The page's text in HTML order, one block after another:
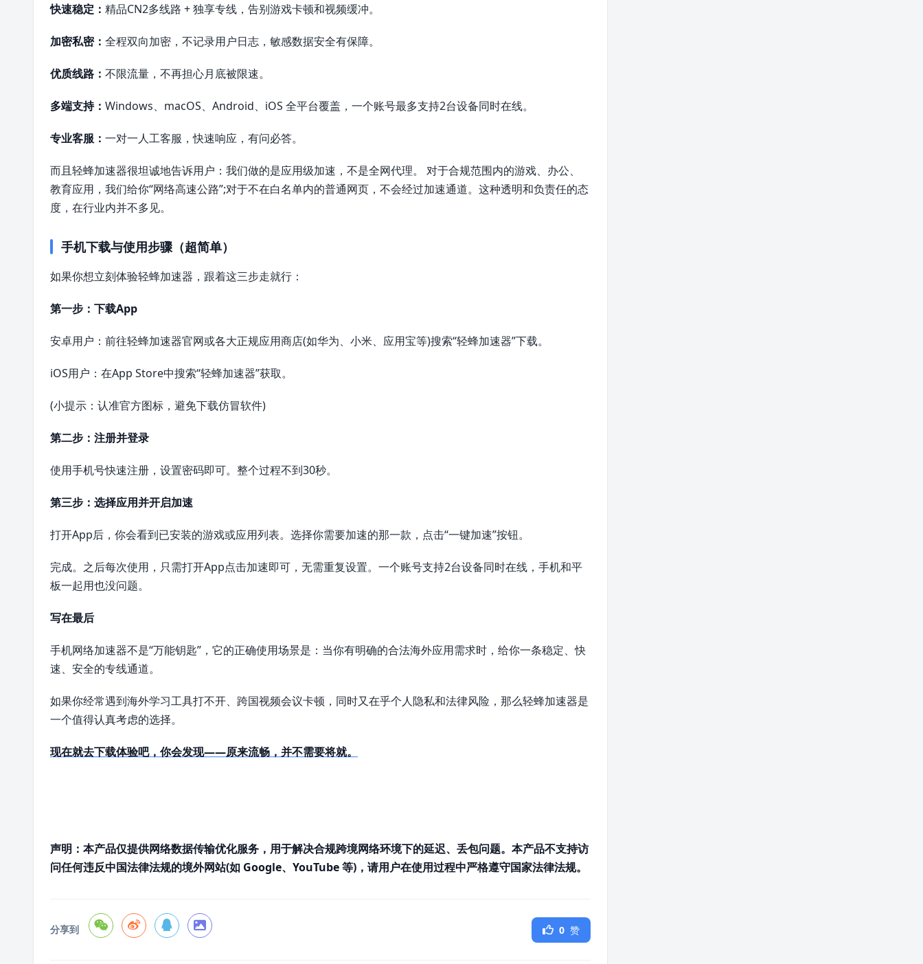
快速稳定： 精品CN2多线路 + 独享专线，告别游戏卡顿和视频缓冲。
加密私密： 全程双向加密，不记录用户日志，敏感数据安全有保障。
优质线路： 不限流量，不再担心月底被限速。
多端支持： Windows、macOS、Android、iOS 全平台覆盖，一个账号最多支持2台设备同时在线。
专业客服： 一对一人工客服，快速响应，有问必答。
而且轻蜂加速器很坦诚地告诉用户：我们做的是应用级加速，不是全网代理。 对于合规范围内的游戏、办公、
教育应用，我们给你“网络高速公路”;对于不在白名单内的普通网页，不会经过加速通道。这种透明和负责任的态
度，在行业内并不多见。
手机下载与使用步骤（超简单）
如果你想立刻体验轻蜂加速器，跟着这三步走就行：
第一步：下载App
安卓用户：前往轻蜂加速器官网或各大正规应用商店(如华为、小米、应用宝等)搜索“轻蜂加速器”下载。
iOS用户：在App Store中搜索“轻蜂加速器”获取。
(小提示：认准官方图标，避免下载仿冒软件)
第二步：注册并登录
使用手机号快速注册，设置密码即可。整个过程不到30秒。
第三步：选择应用并开启加速
打开App后，你会看到已安装的游戏或应用列表。选择你需要加速的那一款，点击“一键加速”按钮。
完成。之后每次使用，只需打开App点击加速即可，无需重复设置。一个账号支持2台设备同时在线，手机和平
板一起用也没问题。
写在最后
手机网络加速器不是“万能钥匙”，它的正确使用场景是：当你有明确的合法海外应用需求时，给你一条稳定、快
速、安全的专线通道。
如果你经常遇到海外学习工具打不开、跨国视频会议卡顿，同时又在乎个人隐私和法律风险，那么轻蜂加速器是
一个值得认真考虑的选择。
现在就去下载体验吧，你会发现——原来流畅，并不需要将就。
声明：本产品仅提供网络数据传输优化服务，用于解决合规跨境网络环境下的延迟、丢包问题。本产品不支持访
问任何违反中国法律法规的境外网站(如 Google、YouTube 等)，请用户在使用过程中严格遵守国家法律法规。
分享到 0 赞